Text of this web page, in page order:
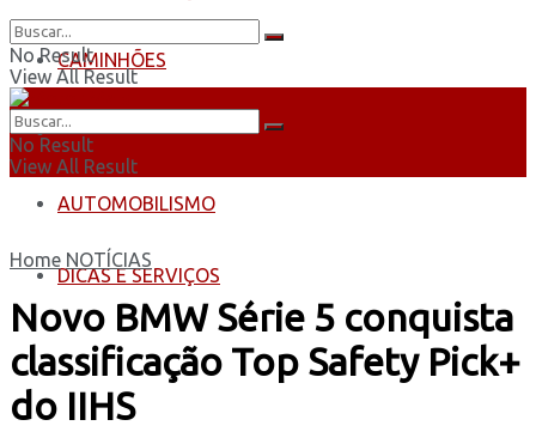
CAMINHÕES
ÔNIBUS
AUTOMOBILISMO
DICAS E SERVIÇOS
No Result
View All Result
No Result
View All Result
Home NOTÍCIAS
Novo BMW Série 5 conquista
classificação Top Safety Pick+
do IIHS